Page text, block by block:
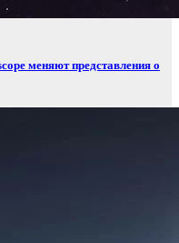
меняют представления о